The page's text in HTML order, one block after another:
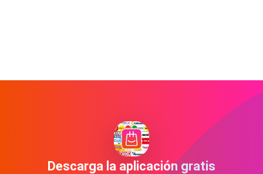
Descarga la aplicación gratis